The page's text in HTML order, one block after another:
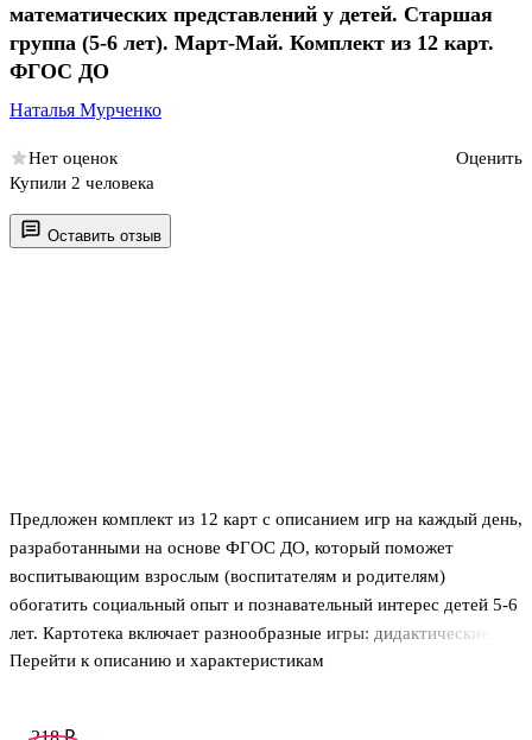
Оставить отзыв
Предложен комплект из 12 карт с описанием игр на каждый день,
разработанными на основе ФГОС ДО, который поможет
воспитывающим взрослым (воспитателям и родителям)
обогатить социальный опыт и познавательный интерес детей 5-6
лет. Картотека включает разнообразные игры: дидактические,
сюжетно-ролевые, строительно-конструктивные, подвижные,
Перейти к описанию и характеристикам
математических представлений у детей. Старшая
группа (5-6 лет). Март-Май. Комплект из 12 карт.
ФГОС ДО
Наталья Мурченко
Нет оценок
Оценить
Купили 2 человека